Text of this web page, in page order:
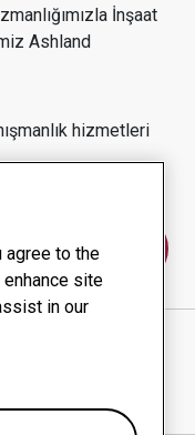
İnşaat
Ashland
hizmetleri
COMPANY
agree to the
site
in our